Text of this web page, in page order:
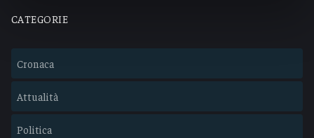
CATEGORIE
Cronaca
Attualità
Politica